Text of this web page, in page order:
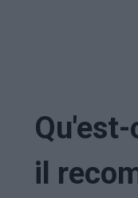
il